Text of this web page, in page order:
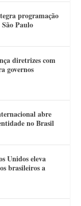
programação
Paulo
diretrizes com
governos
abre
no Brasil
Unidos eleva
brasileiros a